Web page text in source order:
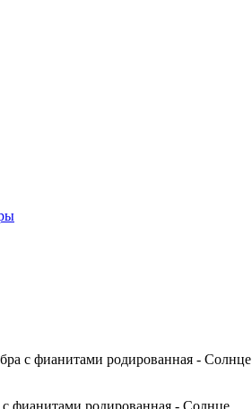
с фианитами родированная - Солнце